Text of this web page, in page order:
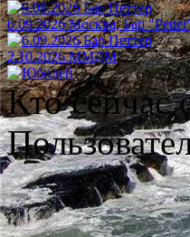
6.09.2026 Москва, Бар
2.10.2026 ММДМ
Кто сейчас